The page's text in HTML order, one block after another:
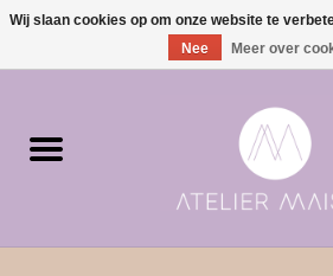
Moments | verloving & geboorte
Wij slaan cookies op om onze website te
Nee
Meer over